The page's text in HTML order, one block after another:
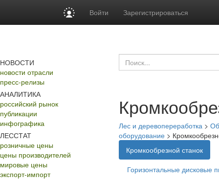
Войти Зарегистрироваться
НОВОСТИ
новости отрасли
пресс-релизы
АНАЛИТИКА
российский рынок
публикации
инфографика
ЛЕССТАТ
розничные цены
цены производителей
мировые цены
экспорт-импорт
Лес и деревопереработка >
оборудование >
Кромкообрезной станок
Горизонтальные дисковые